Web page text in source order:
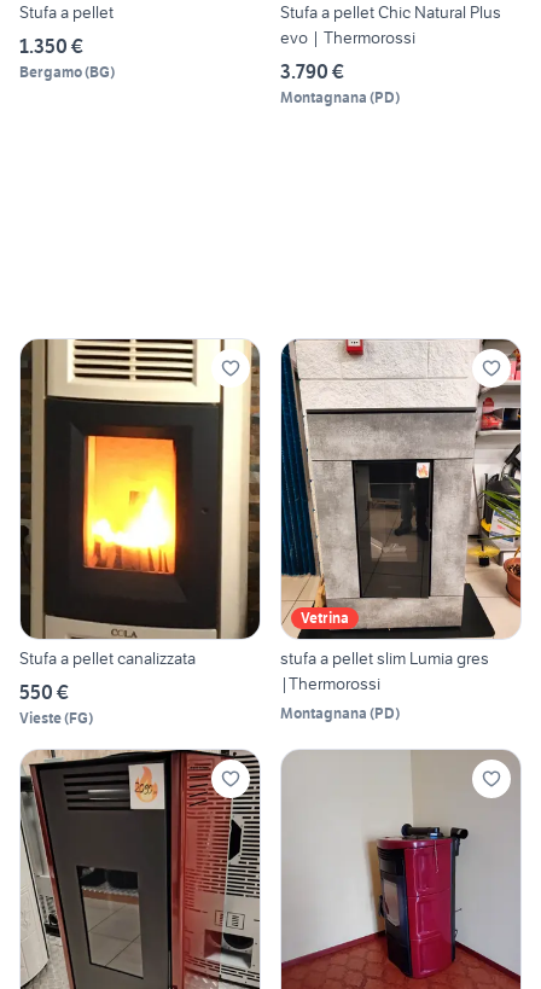
Stufa a pellet
1.350 €
Bergamo(BG)
Stufa a pellet Chic Natural Plus
evo | Thermorossi
3.790 €
Montagnana (PD)
Stufa a pellet canalizzata
550 €
Vieste(FG)
Vetrina
stufa a pellet slim Lumia gres
|Thermorossi
Montagnana (PD)